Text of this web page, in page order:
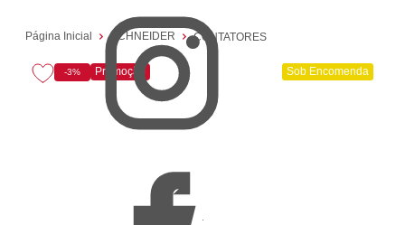
Página Inicial SCHNEIDER CONTATORES
-3% Promoção Sob Encomenda